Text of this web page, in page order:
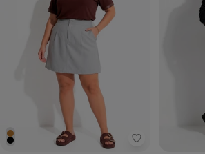
Quintess -